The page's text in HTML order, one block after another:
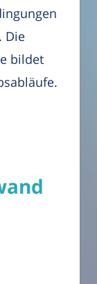
Die
bildet